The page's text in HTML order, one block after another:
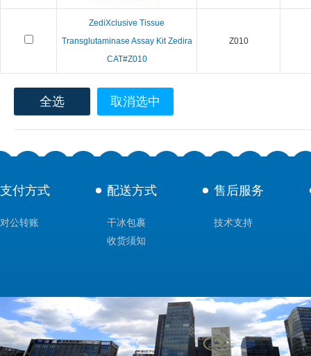
ZediXclusive Tissue
Transglutaminase Assay Kit Zedira
CAT#Z010
Z010
全选 取消选中
支付方式
对公转账
配送方式
干冰包裹
收货须知
售后服务
技术支持